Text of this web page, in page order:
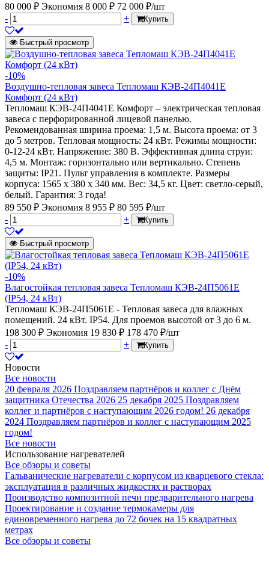
80 000 ₽ Экономия 8 000 ₽ 72 000 ₽/шт
-
+ Купить
Быстрый просмотр
-10%
Воздушно-тепловая завеса Тепломаш КЭВ-24П4041Е
Комфорт (24 кВт)
Тепломаш КЭВ-24П4041Е Комфорт – электрическая тепловая
завеса с перфорированной лицевой панелью.
Рекомендованная ширина проема: 1,5 м. Высота проема: от 3
до 5 метров. Тепловая мощность: 24 кВт. Режимы мощности:
0-12-24 кВт. Напряжение: 380 В. Эффективная длина струи:
4,5 м. Монтаж: горизонтально или вертикально. Степень
защиты: IP21. Пульт управления в комплекте. Размеры
корпуса: 1565 х 380 х 340 мм. Вес: 34,5 кг. Цвет: светло-серый,
белый. Гарантия: 3 года!
89 550 ₽ Экономия 8 955 ₽ 80 595 ₽/шт
-
+ Купить
Быстрый просмотр
-10%
Влагостойкая тепловая завеса Тепломаш КЭВ-24П5061Е
(IP54, 24 кВт)
Тепломаш КЭВ-24П5061Е - Тепловая завеса для влажных
помещений. 24 кВт. IP54. Для проемов высотой от 3 до 6 м.
198 300 ₽ Экономия 19 830 ₽ 178 470 ₽/шт
-
+ Купить
Новости
Все новости
20 февраля 2026 Поздравляем партнёров и коллег с Днём
защитника Отечества 2026 25 декабря 2025 Поздравляем
коллег и партнёров с наступающим 2026 годом! 26 декабря
2024 Поздравляем партнёров и коллег с наступающим 2025
годом!
Все новости
Использование нагревателей
Все обзоры и советы
Гальванические нагреватели с корпусом из кварцевого стекла:
эксплуатация в различных жидкостях и растворах
Производство композитной печи предварительного нагрева
Проектирование и создание термокамеры для
единовременного нагрева до 72 бочек на 15 квадратных
метрах
Все обзоры и советы